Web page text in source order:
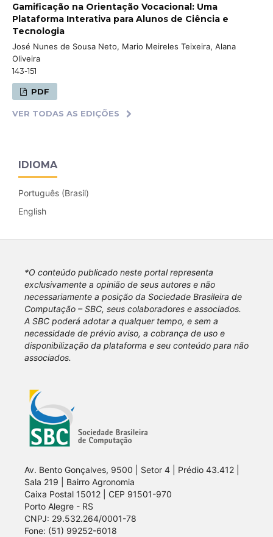
Gamificação na Orientação Vocacional: Uma
Plataforma Interativa para Alunos de Ciência e
Tecnologia
José Nunes de Sousa Neto, Mario Meireles Teixeira, Alana
Oliveira
143-151
PDF
VER TODAS AS EDIÇÕES
IDIOMA
Português (Brasil)
English
*O conteúdo publicado neste portal representa
exclusivamente a opinião de seus autores e não
necessariamente a posição da Sociedade Brasileira de
Computação – SBC, seus colaboradores e associados.
A SBC poderá adotar a qualquer tempo, e sem a
necessidade de prévio aviso, a cobrança de uso e
disponibilização da plataforma e seu conteúdo para não
associados.
Av. Bento Gonçalves, 9500 | Setor 4 | Prédio 43.412 |
Sala 219 | Bairro Agronomia
Caixa Postal 15012 | CEP 91501-970
Porto Alegre - RS
CNPJ: 29.532.264/0001-78
Fone: (51) 99252-6018